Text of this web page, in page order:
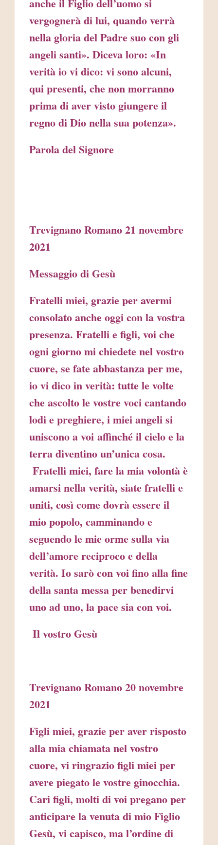
anche il Figlio dell’uomo si
vergognerà di lui, quando verrà
nella gloria del Padre suo con gli
angeli santi». Diceva loro: «In
verità io vi dico: vi sono alcuni,
qui presenti, che non morranno
prima di aver visto giungere il
regno di Dio nella sua potenza».
Parola del Signore
Trevignano Romano 21 novembre
2021
Messaggio di Gesù
Fratelli miei, grazie per avermi
consolato anche oggi con la vostra
presenza. Fratelli e figli, voi che
ogni giorno mi chiedete nel vostro
cuore, se fate abbastanza per me,
io vi dico in verità: tutte le volte
che ascolto le vostre voci cantando
lodi e preghiere, i miei angeli si
uniscono a voi affinché il cielo e la
terra diventino un’unica cosa.
Fratelli miei, fare la mia volontà è
amarsi nella verità, siate fratelli e
uniti, così come dovrà essere il
mio popolo, camminando e
seguendo le mie orme sulla via
dell’amore reciproco e della
verità. Io sarò con voi fino alla fine
della santa messa per benedirvi
uno ad uno, la pace sia con voi.
Il vostro Gesù
Trevignano Romano 20 novembre
2021
Figli miei, grazie per aver risposto
alla mia chiamata nel vostro
cuore, vi ringrazio figli miei per
avere piegato le vostre ginocchia.
Cari figli, molti di voi pregano per
anticipare la venuta di mio Figlio
Gesù, vi capisco, ma l’ordine di